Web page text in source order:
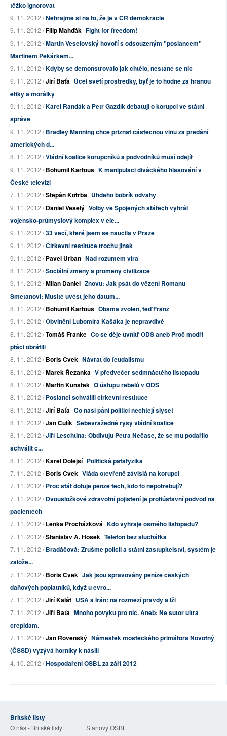
těžko ignorovat
9. 11. 2012 /Nehrajme si na to, že je v ČR demokracie
9. 11. 2012 /Filip Mahďák Fight for freedom!
9. 11. 2012 /Martin Veselovský hovoří s odsouzeným "poslancem"
Martinem Pekárkem...
9. 11. 2012 /Kdyby se demonstrovalo jak chtělo, nestane se nic
9. 11. 2012 /Jiří Baťa Účel světí prostředky, byť je to hodně za hranou
etiky a morálky
9. 11. 2012 /Karel Randák a Petr Gazdík debatují o korupci ve státní
správě
9. 11. 2012 /Bradley Manning chce přiznat částečnou vinu za předání
amerických d...
8. 11. 2012 /Vládní koalice korupčníků a podvodníků musí odejít
9. 11. 2012 /Bohumil Kartous K manipulaci diváckého hlasování v
České televizi
7. 11. 2012 /Štěpán Kotrba Uhdeho bobřík odvahy
9. 11. 2012 /Daniel Veselý Volby ve Spojených státech vyhrál
vojensko-průmyslový komplex v ele...
9. 11. 2012 /33 věcí, které jsem se naučila v Praze
9. 11. 2012 /Církevní restituce trochu jinak
9. 11. 2012 /Pavel Urban Nad rozumem víra
8. 11. 2012 /Sociální změny a proměny civilizace
9. 11. 2012 /Milan Daniel Znovu: Jak psát do vězení Romanu
Smetanovi: Musíte uvést jeho datum...
8. 11. 2012 /Bohumil Kartous Obama zvolen, teď Franz
9. 11. 2012 /Obvinění Lubomíra Kašáka je nepravdivé
8. 11. 2012 /Tomáš Franke Co se děje uvnitř ODS aneb Proč modří
ptáci obrátili
8. 11. 2012 /Boris Cvek Návrat do feudalismu
8. 11. 2012 /Marek Řezanka V předvečer sedmnáctého listopadu
8. 11. 2012 /Martin Kunštek O ústupu rebelů v ODS
8. 11. 2012 /Poslanci schválili církevní restituce
8. 11. 2012 /Jiří Baťa Co naši páni politici nechtějí slyšet
8. 11. 2012 /Jan Čulík Sebevražedné rysy vládní koalice
8. 11. 2012 /Jiří Leschtina: Obdivuju Petra Nečase, že se mu podařilo
schválit c...
8. 11. 2012 /Karel Dolejší Politická patafyzika
7. 11. 2012 /Boris Cvek Vláda otevřeně závislá na korupci
7. 11. 2012 /Proč stát dotuje penze těch, kdo to nepotřebují?
7. 11. 2012 /Dvousložkové zdravotní pojištění je protiústavní podvod na
pacientech
7. 11. 2012 /Lenka Procházková Kdo vyhraje osmého listopadu?
7. 11. 2012 /Stanislav A. Hošek Telefon bez sluchátka
7. 11. 2012 /Bradáčová: Zrušme policii a státní zastupitelství, systém je
založe...
7. 11. 2012 /Boris Cvek Jak jsou spravovány peníze českých
daňových poplatníků, když u evro...
7. 11. 2012 /Jiří Kalát USA a Írán: na rozmezí pravdy a lži
7. 11. 2012 /Jiří Baťa Mnoho povyku pro nic. Aneb: Ne sutor ultra
crepidam.
7. 11. 2012 /Jan Rovenský Náměstek mosteckého primátora Novotný
(ČSSD) vyzývá horníky k násilí
4. 10. 2012 /Hospodaření OSBL za září 2012
Britské listy
O nás - Britské listy
Stanovy OSBL